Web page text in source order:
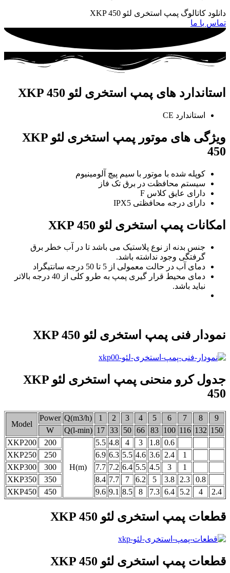
دانلود کاتالوگ پمپ استخری لئو XKP 450
تماس با ما
استاندارد های پمپ استخری لئو XKP 450
استاندارد CE
ویژگی های موتور پمپ استخری لئو XKP
450
کوپله شده با موتور با سیم پیچ آلومینیوم
سیستم محافظت در برق تک فاز
دارای عایق کلاس F
دارای درجه محافظتی IPX5
امکانات پمپ استخری لئو XKP 450
جنس بدنه از نوع پلاستیک می باشد تا در آب خطر برق
گرفتگی وجود نداشته باشد.
دمای آب در حالت معمولی از 5 تا 50 درجه سانتیگراد
دمای محیط قرار گیری پمپ به طرو کلی از 40 درجه بالاتر
نباید باشد.
نمودار فنی پمپ استخری لئو XKP 450
جدول کرو منحنی پمپ استخری لئو XKP
450
Model
Power Q(m3/h) 1 2 3 4 5 6 7 8
9
W
Q(l-min) 17 33 50 66 83 100 116 132 150
XKP200
200
H(m)
5.5 4.8 4 3 1.8 0.6
XKP250
250 6.9 6.3 5.5 4.6 3.6 2.4
1
XKP300
300 7.7 7.2 6.4 5.5 4.5 3
1
XKP350
350 8.4 7.7 7 6.2 5 3.8 2.3
0.8
XKP450
450 9.6 9.1 8.5 8 7.3 6.4 5.2 4 2.4
قطعات پمپ استخری لئو XKP 450
قطعات پمپ استخری لئو XKP 450